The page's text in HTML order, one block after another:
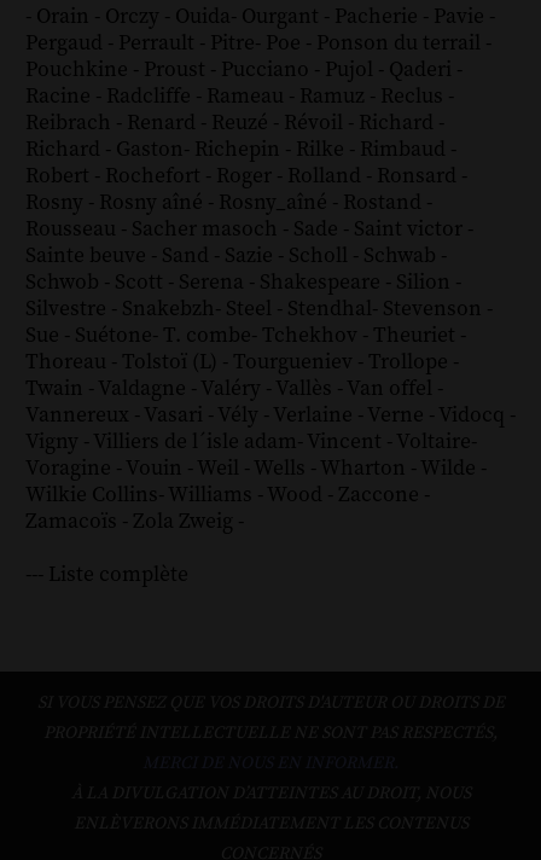
- Orain - Orczy - Ouida- Ourgant - Pacherie - Pavie -
Pergaud - Perrault - Pitre- Poe - Ponson du terrail -
Pouchkine - Proust - Pucciano - Pujol - Qaderi -
Racine - Radcliffe - Rameau - Ramuz - Reclus -
Reibrach - Renard - Reuzé - Révoil - Richard -
Richard - Gaston- Richepin - Rilke - Rimbaud -
Robert - Rochefort - Roger - Rolland - Ronsard -
Rosny - Rosny aîné - Rosny_aîné - Rostand -
Rousseau - Sacher masoch - Sade - Saint victor -
Sainte beuve - Sand - Sazie - Scholl - Schwab -
Schwob - Scott - Serena - Shakespeare - Silion -
Silvestre - Snakebzh- Steel - Stendhal- Stevenson -
Sue - Suétone- T. combe- Tchekhov - Theuriet -
Thoreau - Tolstoï (L) - Tourgueniev - Trollope -
Twain - Valdagne - Valéry - Vallès - Van offel -
Vannereux - Vasari - Vély - Verlaine - Verne - Vidocq -
Vigny - Villiers de l´isle adam- Vincent - Voltaire-
Voragine - Vouin - Weil - Wells - Wharton - Wilde -
Wilkie Collins- Williams - Wood - Zaccone -
Zamacoïs - Zola Zweig -
--- Liste complète